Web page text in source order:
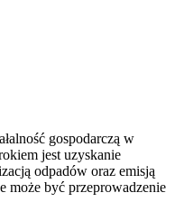
gospodarczą w
jest uzyskanie
odpadów oraz emisją
może być przeprowadzenie